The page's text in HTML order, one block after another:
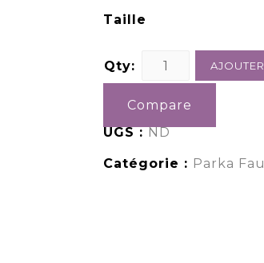
Taille
Qty:
Compare
UGS :ND
Catégorie : Parka